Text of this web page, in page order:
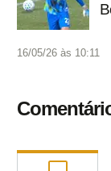
16/05/26 às 10:11